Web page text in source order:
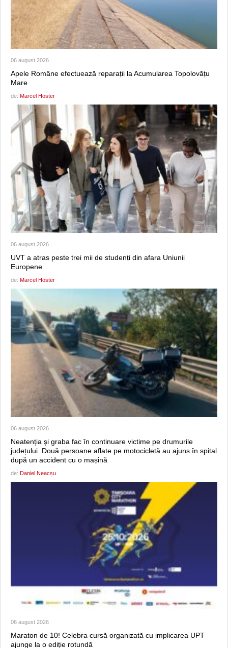
06 august 2026
Apele Române efectuează reparații la Acumularea Topolovățu
Mare
de: Marcel Hoster
06 august 2026
UVT a atras peste trei mii de studenți din afara Uniunii
Europene
de: Marcel Hoster
06 august 2026
Neatenția și graba fac în continuare victime pe drumurile
județului. Două persoane aflate pe motocicletă au ajuns în spital
după un accident cu o mașină
de: Daniel Neacșu
06 august 2026
Maraton de 10! Celebra cursă organizată cu implicarea UPT
ajunge la o ediție rotundă